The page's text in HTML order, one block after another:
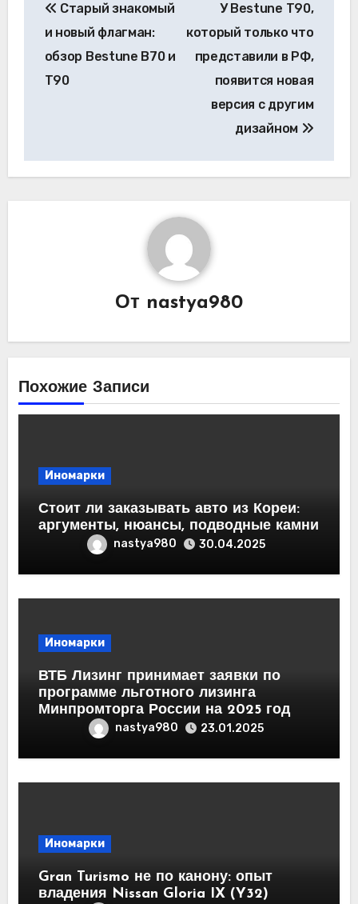
по
записям
Старый знакомый
и новый флагман:
обзор Bestune B70 и
T90
У Bestune T90,
который только что
представили в РФ,
появится новая
версия с другим
дизайном
От nastya980
Похожие Записи
Иномарки
Стоит ли заказывать авто из Кореи:
аргументы, нюансы, подводные камни
nastya980 30.04.2025
Иномарки
ВТБ Лизинг принимает заявки по
программе льготного лизинга
Минпромторга России на 2025 год
nastya980 23.01.2025
Иномарки
Gran Turismo не по канону: опыт
владения Nissan Gloria IX (Y32)